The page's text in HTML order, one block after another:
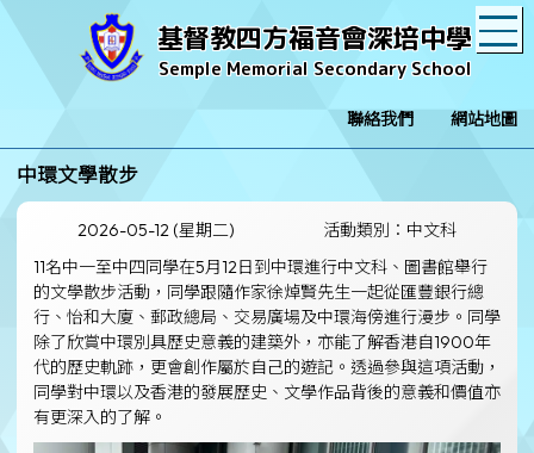
基督教四方福音會深培中學
Semple Memorial Secondary School
聯絡我們 網站地圖
中環文學散步
2026-05-12 (星期二)
活動類別：中文科
11名中一至中四同學在5月12日到中環進行中文科、圖書館舉行
的文學散步活動，同學跟隨作家徐焯賢先生一起從匯豐銀行總
行、怡和大廈、郵政總局、交易廣場及中環海傍進行漫步。同學
除了欣賞中環別具歷史意義的建築外，亦能了解香港自1900年
代的歷史軌跡，更會創作屬於自己的遊記。透過參與這項活動，
同學對中環以及香港的發展歷史、文學作品背後的意義和價值亦
有更深入的了解。